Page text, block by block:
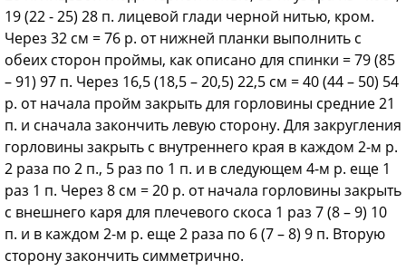
19 (22 - 25) 28 п. лицевой глади черной нитью, кром.
Через 32 см = 76 р. от нижней планки выполнить с
обеих сторон проймы, как описано для спинки = 79 (85
– 91) 97 п. Через 16,5 (18,5 – 20,5) 22,5 см = 40 (44 – 50) 54
р. от начала пройм закрыть для горловины средние 21
п. и сначала закончить левую сторону. Для закругления
горловины закрыть с внутреннего края в каждом 2-м р.
2 раза по 2 п., 5 раз по 1 п. и в следующем 4-м р. еще 1
раз 1 п. Через 8 см = 20 р. от начала горловины закрыть
с внешнего каря для плечевого скоса 1 раз 7 (8 – 9) 10
п. и в каждом 2-м р. еще 2 раза по 6 (7 – 8) 9 п. Вторую
сторону закончить симметрично.